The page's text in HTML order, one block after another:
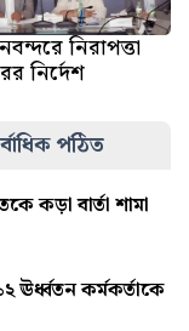
নিরাপত্তা
নির্দেশ
পঠিত
কড়া বার্তা শামা
ঊর্ধ্বতন কর্মকর্তাকে